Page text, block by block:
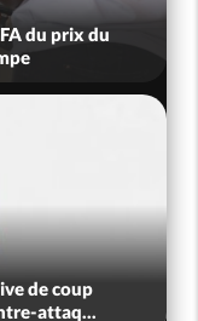
du prix du
de coup
attaq...